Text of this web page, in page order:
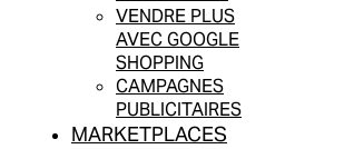
VENDRE PLUS
AVEC GOOGLE
SHOPPING
CAMPAGNES
PUBLICITAIRES
MARKETPLACES